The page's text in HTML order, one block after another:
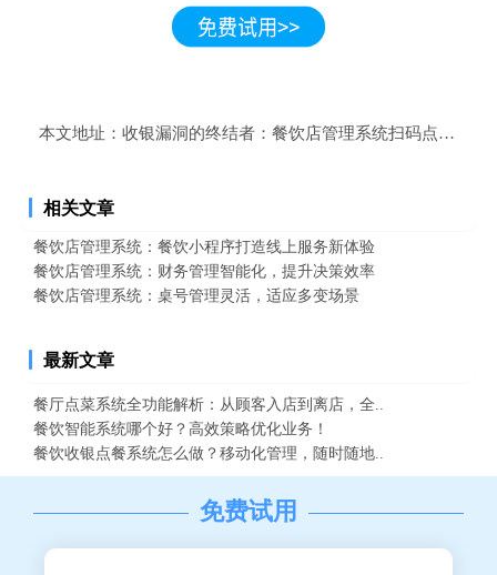
本文地址： 收银漏洞的终结者：餐饮店管理系统扫码点餐收银
相关文章
餐饮店管理系统：餐饮小程序打造线上服务新体验
餐饮店管理系统：财务管理智能化，提升决策效率
餐饮店管理系统：桌号管理灵活，适应多变场景
最新文章
餐厅点菜系统全功能解析：从顾客入店到离店，全..
餐饮智能系统哪个好？高效策略优化业务！
餐饮收银点餐系统怎么做？移动化管理，随时随地..
免费试用